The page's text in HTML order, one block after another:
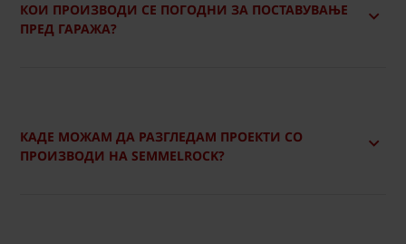
КОИ ПРОИЗВОДИ СЕ ПОГОДНИ ЗА ПОСТАВУВАЊЕ
ПРЕД ГАРАЖА?
КАДЕ МОЖАМ ДА РАЗГЛЕДАМ ПРОЕКТИ СО
ПРОИЗВОДИ НА SEMMELROCK?